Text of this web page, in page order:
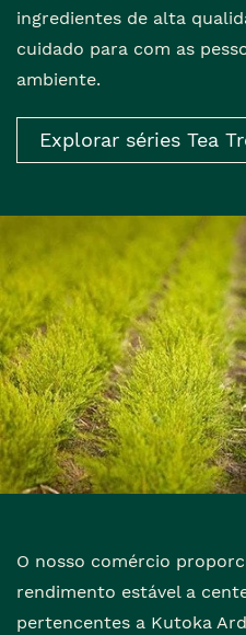
ingredientes de alta
cuidado para com as
ambiente.
Explorar séries Tea
O nosso comércio
rendimento estável a
pertencentes a Kutoka